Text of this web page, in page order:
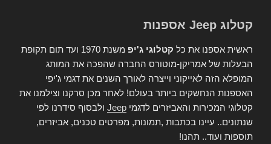
קטלוג Jeep אספנות
ראשית אספנו את כל קטלוגי ג'יפ
משנת 1970 ועד תום תקופת
הבעלות של אמריקן-מוטורס החברה שהפכה את המותג
המופלא הזה לאייקוני וייצרה לאורך השנים את דגמי ג'יפי
האספנות הנחשקים ביותר בעולם! לאחר מכן סרקנו וצילמנו את
קטלוגי המכירות והאביזרים לדגמי Jeep ולבסוף סידרנו לפי
שנתונים.. עיינו בכתבות ,תמונות, מפרטים טכנים, אביזרים,
תוספות ועוד.. תהנו!